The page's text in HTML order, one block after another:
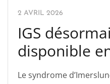
2 AVRIL 2026
IGS
disponible
Le syndrome